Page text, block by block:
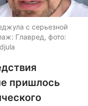
с серьезной
Главред, фото:
пришлось